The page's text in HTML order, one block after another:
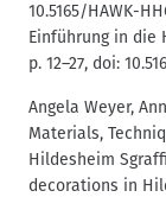
10.5165/HAWK-
Einführung in die
p. 12–27, doi:
Angela Weyer,
Materials,
Hildesheim
decorations in